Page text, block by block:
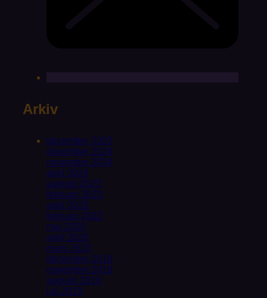
Arkiv
december 2025
december 2024
november 2024
april 2024
augusti 2023
februari 2023
april 2022
februari 2022
maj 2020
april 2020
mars 2020
december 2019
november 2019
augusti 2019
juli 2019